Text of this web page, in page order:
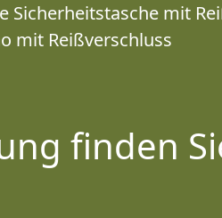
Sicherheitstasche mit
mit Reißverschluss
finden